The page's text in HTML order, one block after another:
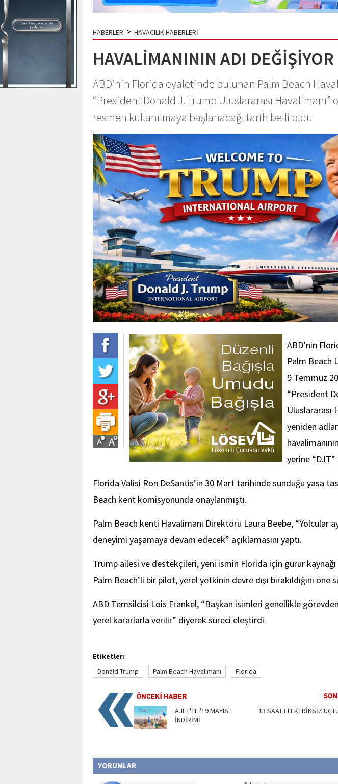
HABERLER > HAVACILIK HABERLERİ
HAVALİMANININ ADI DEĞİŞİYOR
ABD’nin Florida eyaletinde bulunan Palm Beach
“President Donald J. Trump Uluslararası Havalimanı”
resmen kullanılmaya başlanacağı tarih belli oldu
ABD’nin
Palm Beach
9 Temmuz
“President
Uluslararası
yeniden
yerine
Florida Valisi Ron DeSantis’in 30 Mart tarihinde sunduğu yasa
Beach kent komisyonunda onaylanmıştı.
Palm Beach kenti Havalimanı Direktörü Laura Beebe, “Yolcular
deneyimi yaşamaya devam edecek” açıklamasını yaptı.
Trump ailesi ve destekçileri, yeni ismin Florida için gurur
Palm Beach’li bir pilot, yerel yetkinin devre dışı bırakıldığını öne
ABD Temsilcisi Lois Frankel, “Başkan isimleri genellikle
yerel kararlarla verilir” diyerek süreci eleştirdi.
Etiketler:
Donald Trump
Palm Beach Havalimanı Florida
AJET'TE '19 MAYIS'
İNDİRİMİ
13 SAAT ELEKTRİKSİZ
YORUMLAR